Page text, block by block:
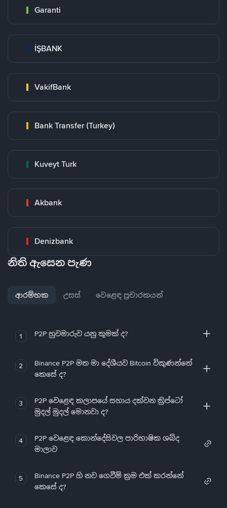
Garanti
İŞBANK
VakifBank
Bank Transfer (Turkey)
Kuveyt Turk
Akbank
Denizbank
නිති ඇසෙන පැණ
ආරම්භක උසස් වෙළෙඳ ප්‍රචාරකයන්
1 P2P හුවමාරුව යනු කුමක් ද?
2
Binance P2P මත මා දේශීයව Bitcoin විකුණන්නේ
කෙසේ ද?
3
P2P වෙළෙඳ කලාපයේ සහාය දක්වන ක්‍රිප්ටෝ
මුදල් මුදල් මොනවා ද?
4
P2P වෙළෙඳ කොන්දේසිවල පාරිභාෂික ශබ්ද
මාලාව
5
Binance P2P හි නව ගෙවීම් ක්‍රම එක් කරන්නේ
කෙසේ ද?